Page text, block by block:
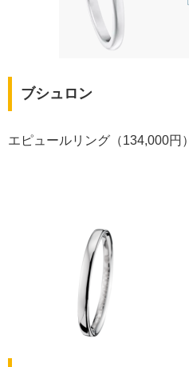
ブシュロン
エピュールリング（134,000円）